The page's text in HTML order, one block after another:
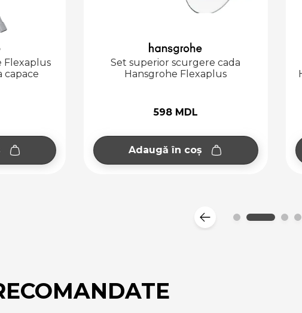
Set superior scurgere cada
Hansgrohe Flexaplus
598 MDL
Adaugă în coș